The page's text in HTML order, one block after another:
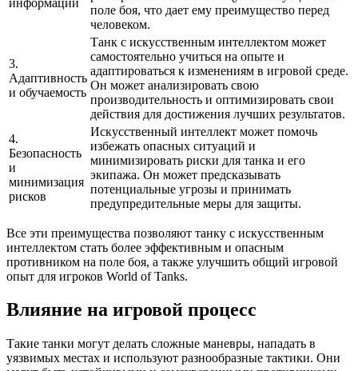
поле боя, что дает ему преимущество перед
человеком.
3.
Адаптивность
и обучаемость
Танк с искусственным интеллектом может
самостоятельно учиться на опыте и
адаптироваться к изменениям в игровой среде.
Он может анализировать свою
производительность и оптимизировать свои
действия для достижения лучших результатов.
4.
Безопасность
и
минимизация
рисков
Искусственный интеллект может помочь
избежать опасных ситуаций и
минимизировать риски для танка и его
экипажа. Он может предсказывать
потенциальные угрозы и принимать
предупредительные меры для защиты.
Все эти преимущества позволяют танку с искусственным
интеллектом стать более эффективным и опасным
противником на поле боя, а также улучшить общий игровой
опыт для игроков World of Tanks.
Влияние на игровой процесс
Такие танки могут делать сложные маневры, нападать в
уязвимых местах и используют разнообразные тактики. Они